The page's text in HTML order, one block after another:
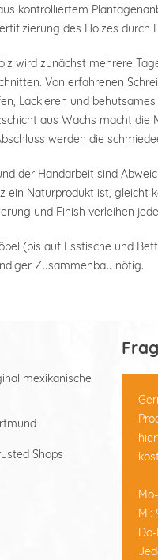
kontrolliertem
des Holzes durch
wird zunächst mehrere
Von erfahrenen
Lackieren und
aus Wachs macht die
werden die
der Handarbeit sind
ein Naturprodukt ist, gleicht
und Finish verleihen
(bis auf Esstische und
Zusammenbau nötig.
mexikanische
Shops
Mi: